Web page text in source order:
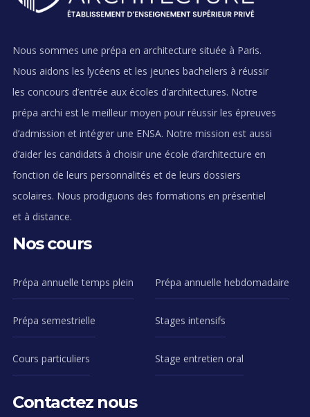
Nous sommes une prépa en architecture située à Paris.
Nous aidons les lycéens et les jeunes bacheliers à réussir
les concours d’entrée aux écoles d’architectures. Notre
prépa archi est le meilleur moyen pour réussir les épreuves
d’admission et intégrer une ENSA. Notre mission est aussi
d’aider les candidats à choisir une école d’architecture en
fonction de leurs personnalités et de leurs dossiers
scolaires. Nous prodiguons des formations en présentiel
et à distance.
Nos cours
Prépa annuelle temps plein Prépa annuelle hebdomadaire
Prépa semestrielle Stages intensifs
Cours particuliers Stage entretien oral
Contactez nous